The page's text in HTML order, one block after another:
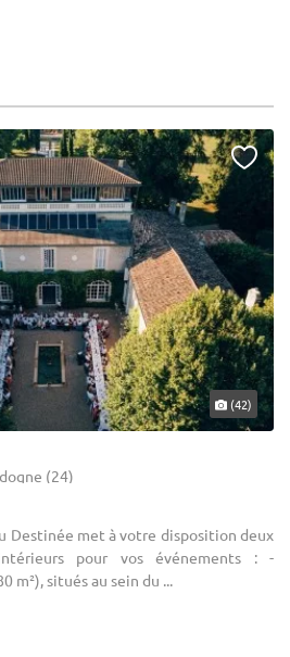
(42)
(24)
Destinée met à votre disposition deux
pour vos événements : -
m²), situés au sein du ...